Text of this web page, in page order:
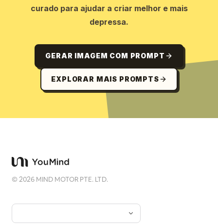
curado para ajudar a criar melhor e mais
depressa.
GERAR IMAGEM COM PROMPT
EXPLORAR MAIS PROMPTS
©2026 MIND MOTOR PTE. LTD.